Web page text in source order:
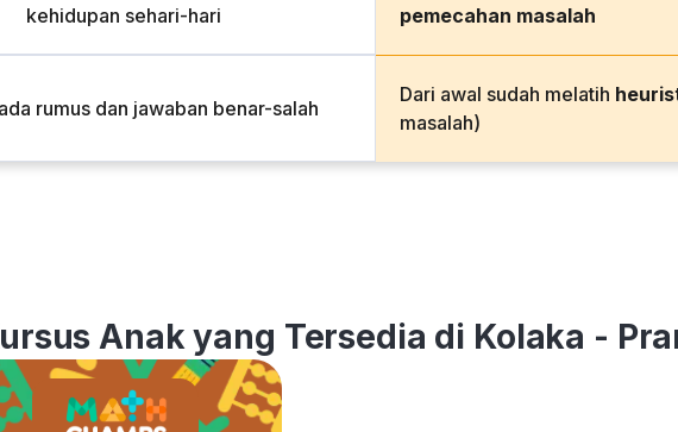
kehidupan sehari-hari
pemecahan masalah
rumus dan jawaban benar-salah
Dari awal sudah melatih
masalah)
Anak yang Tersedia di Kolaka -